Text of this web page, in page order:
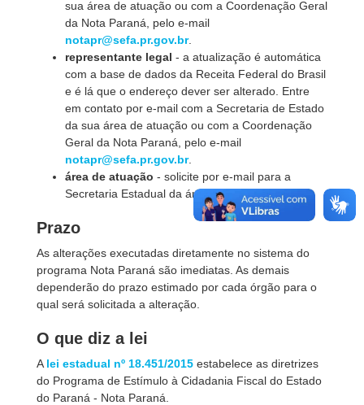
sua área de atuação ou com a Coordenação Geral
da Nota Paraná, pelo e-mail
notapr@sefa.pr.gov.br.
representante legal - a atualização é automática
com a base de dados da Receita Federal do Brasil
e é lá que o endereço dever ser alterado. Entre
em contato por e-mail com a Secretaria de Estado
da sua área de atuação ou com a Coordenação
Geral da Nota Paraná, pelo e-mail
notapr@sefa.pr.gov.br.
área de atuação - solicite por e-mail para a
Secretaria Estadual da área de atuação.
Prazo
As alterações executadas diretamente no sistema do
programa Nota Paraná são imediatas. As demais
dependerão do prazo estimado por cada órgão para o
qual será solicitada a alteração.
O que diz a lei
A lei estadual nº 18.451/2015 estabelece as diretrizes
do Programa de Estímulo à Cidadania Fiscal do Estado
do Paraná - Nota Paraná.